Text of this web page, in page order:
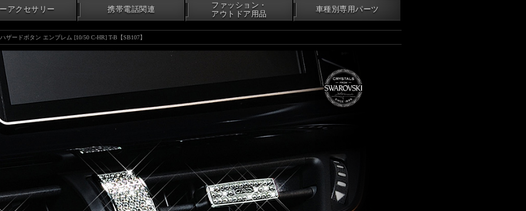
アクセサリー 携帯電話関連
ファッション・
アウトドア用品
車種別専用パーツ
ザードボタン エンブレム [10/50 C-HR] T-B【SB107】